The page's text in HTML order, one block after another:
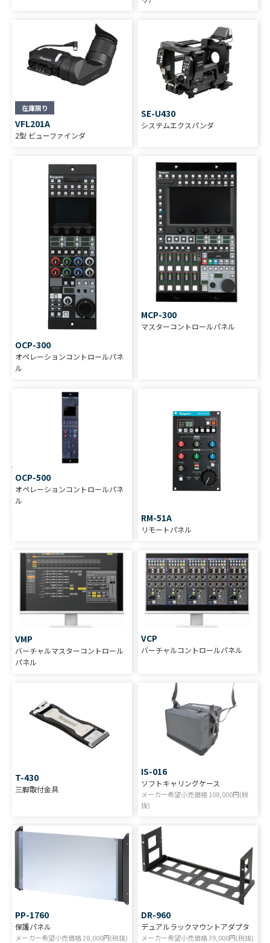
在庫限り
VFL201A
2型 ビューファインダ
SE-U430
システムエクスパンダ
OCP-300
オペレーションコントロールパネ
ル
MCP-300
マスターコントロールパネル
OCP-500
オペレーションコントロールパネ
ル
RM-51A
リモートパネル
VMP
バーチャルマスターコントロール
パネル
VCP
バーチャルコントロールパネル
T-430
三脚取付金具
IS-016
ソフトキャリングケース
メーカー希望小売価格108,000円(税
抜)
PP-1760
保護パネル
メーカー希望小売価格28,000円(税抜)
DR-960
デュアルラックマウントアダプタ
メーカー希望小売価格39,000円(税抜)